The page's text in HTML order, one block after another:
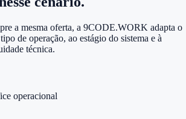
a mesma oferta, a 9CODE.WORK adapta o
de operação, ao estágio do sistema e à
técnica.
operacional